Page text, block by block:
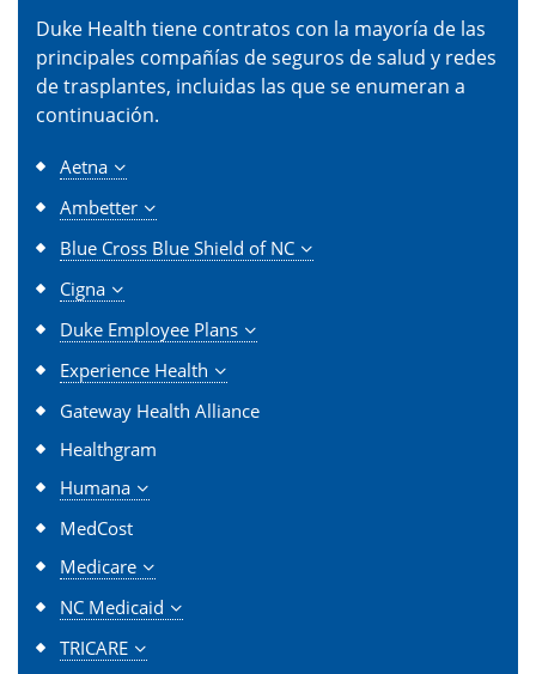
Duke Health tiene contratos con la mayoría de las
principales compañías de seguros de salud y redes
de trasplantes, incluidas las que se enumeran a
continuación.
Aetna
Ambetter
Blue Cross Blue Shield of NC
Cigna
Duke Employee Plans
Experience Health
Gateway Health Alliance
Healthgram
Humana
MedCost
Medicare
NC Medicaid
TRICARE